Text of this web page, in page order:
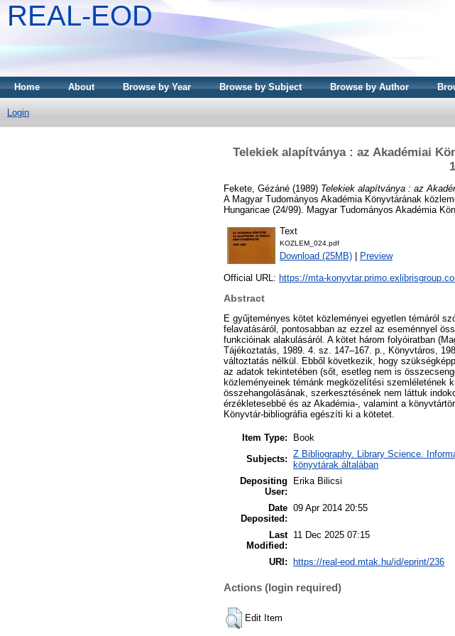
REAL-EOD
Home About Browse by Year Browse by Subject Browse by Author
Login
Telekiek alapítványa : az Akadémiai
Fekete, Gézáné (1989) Telekiek alapítványa : az
A Magyar Tudományos Akadémia Könyvtárának
Hungaricae (24/99). Magyar Tudományos Akadémia
Text
KOZLEM_024.pdf
Download (25MB) Preview
Official URL: https://mta-
Abstract
E gyűjteményes kötet közleményei egyetlen témáról
felavatásáról, pontosabban az ezzel az eseménnyel
funkcióinak alakulásáról. A kötet három folyóiratban
Tájékoztatás, 1989. 4. sz. 147–167. p., Könyvtáros,
változtatás nélkül. Ebből következik, hogy
az adatok tekintetében (sőt, esetleg nem is
közleményeinek témánk megközelítési szemléletének
összehangolásának, szerkesztésének nem láttuk
érzékletesebbé és az Akadémia-, valamint a
Könyvtár-bibliográfia egészíti ki a kötetet.
Item Type:
Book
Subjects: Z Bibliography. Library Science.
könyvtárak általában
Depositing
User:
Erika Bilicsi
Date
Deposited:
09 Apr 2014 20:55
Last
Modified:
11 Dec 2025 07:15
URI: https://real-eod.mtak.hu/id/eprint/236
Actions (login required)
Edit Item